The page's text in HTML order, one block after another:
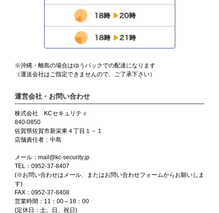
※沖縄・離島の場合はゆうパックでの配達になります
（運送会社はご指定できませんので、ご了承下さい）
運営会社・お問い合わせ
株式会社 KCセキュリティ
840-0850
佐賀県佐賀市新栄東４丁目１－１
店舗責任者：中島
メール：mail@kc-security.jp
TEL：0952-37-8407
(※お問い合わせはメール、またはお問い合わせフォームからお願いしま
す)
FAX：0952-37-8408
営業時間：11：00～18：00
(定休日：土、日、祝日)